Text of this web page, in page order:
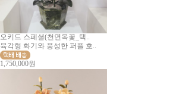
오키드 스페셜(천연옥꽃_택..
육각형 화기와 풍성한 퍼플 호..
1,750,000원